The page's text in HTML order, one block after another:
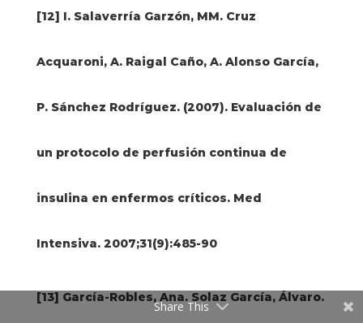
[12] I. Salaverría Garzón, MM. Cruz
Acquaroni, A. Raigal Caño, A. Alonso García,
P. Sánchez Rodríguez. (2007). Evaluación de
un protocolo de perfusión continua de
insulina en enfermos críticos. Med
Intensiva. 2007;31(9):485-90
[13] García-Robles, Ana. Solaz García, Álvaro.
Share This